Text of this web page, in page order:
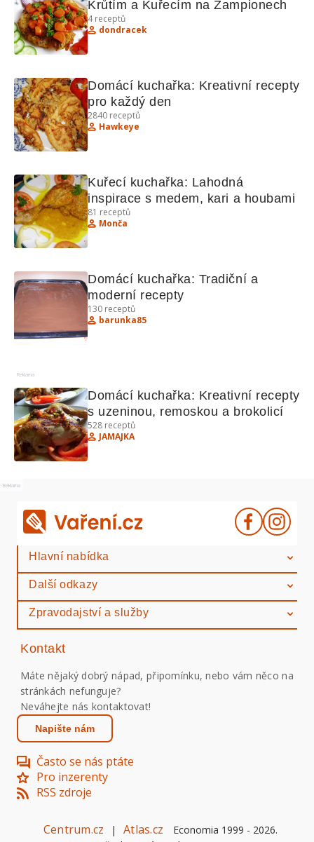
Krůtím a Kuřecím na Žampionech
4receptů
dondracek
Domácí kuchařka: Kreativní recepty
pro každý den
2840 receptů
Hawkeye
Kuřecí kuchařka: Lahodná
inspirace s medem, kari a houbami
81 receptů
Monča
Domácí kuchařka: Tradiční a
moderní recepty
130 receptů
barunka85
Reklama
Domácí kuchařka: Kreativní recepty
s uzeninou, remoskou a brokolicí
528 receptů
JAMAJKA
Reklama
Hlavní nabídka
Další odkazy
Zpravodajství a služby
Kontakt
Máte nějaký dobrý nápad, připomínku, nebo vám něco na
stránkách nefunguje?
Neváhejte nás kontaktovat!
Napište nám
Často se nás ptáte
Pro inzerenty
RSS zdroje
Centrum.cz | Atlas.cz Economia 1999 - 2026.